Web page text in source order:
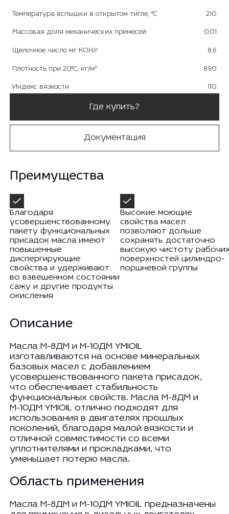
Температура вспышки в открытом тигле, °С 210
Массовая доля механических примесей 0,01
Щелочное число мг КОН/г 8,6
Плотность при 20°С, кг/м² 890
Индекс вязкости 110
Где купить?
Документация
Преимущества
Благодаря
усовершенствованному
пакету функциональных
присадок масла имеют
повышенные
диспергирующие
свойства и удерживают
во взвешенном состоянии
сажу и другие продукты
окисления
Высокие моющие
свойства масел
позволяют дольше
сохранять достаточно
высокую чистоту
поверхностей цилиндро-
поршневой группы
Описание
Масла М-8ДМ и М-10ДМ YMIOIL
изготавливаются на основе минеральных
базовых масел с добавлением
усовершенствованного пакета присадок,
что обеспечивает стабильность
функциональных свойств. Масла М-8ДМ и
М-10ДМ YMIOIL отлично подходят для
использования в двигателях прошлых
поколений, благодаря малой вязкости и
отличной совместимости со всеми
уплотнителями и прокладками, что
уменьшает потерю масла.
Область применения
Масла М-8ДМ и М-10ДМ YMIOIL предназначены